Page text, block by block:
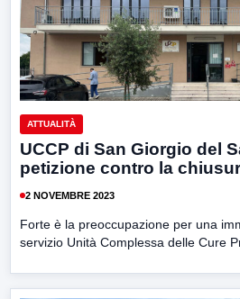
ATTUALITÀ
UCCP di San Giorgio del
petizione contro la
2 NOVEMBRE 2023
Forte è la preoccupazione per una
servizio Unità Complessa delle Cure